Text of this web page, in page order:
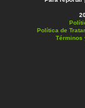
Política de
Términos